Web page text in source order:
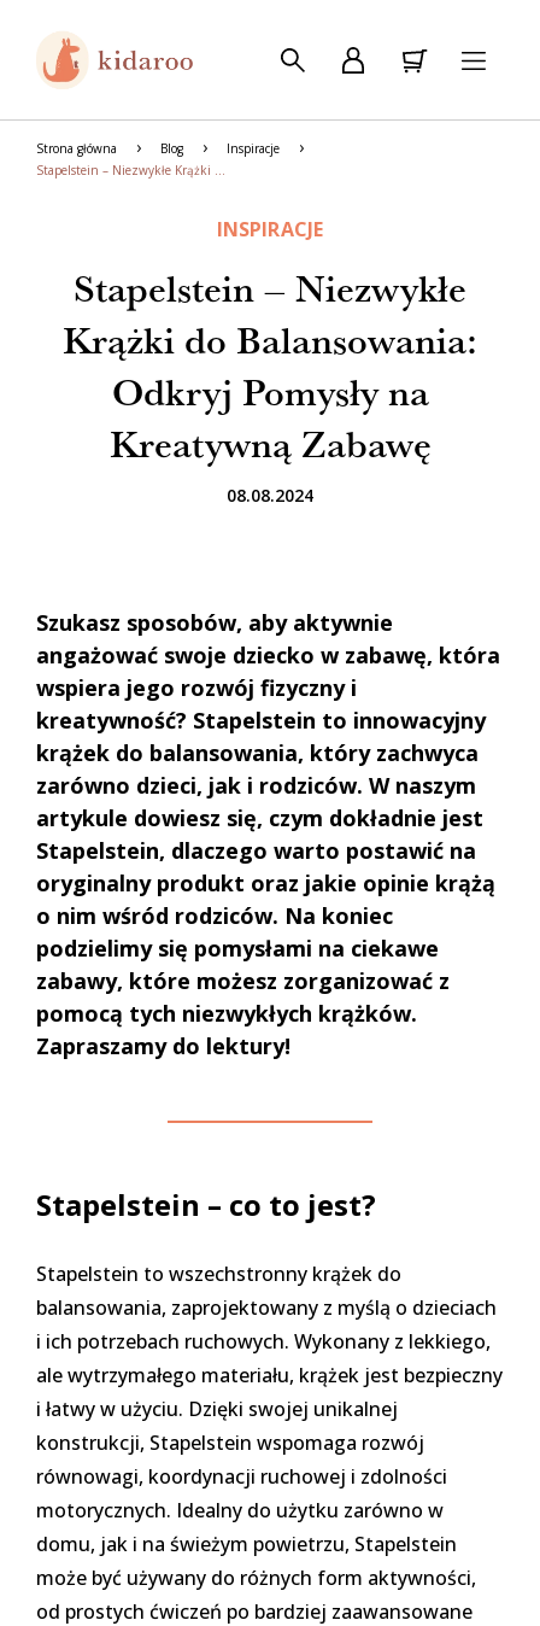
Strona główna Blog
Inspiracje
Stapelstein – Niezwykłe Krążki do Balansowania: Odkryj Pomysły na Kreatywną Zabawę
INSPIRACJE
Stapelstein – Niezwykłe
Krążki do Balansowania:
Odkryj Pomysły na
Kreatywną Zabawę
08.08.2024
Szukasz sposobów, aby aktywnie
angażować swoje dziecko w zabawę, która
wspiera jego rozwój fizyczny i
kreatywność? Stapelstein to innowacyjny
krążek do balansowania, który zachwyca
zarówno dzieci, jak i rodziców. W naszym
artykule dowiesz się, czym dokładnie jest
Stapelstein, dlaczego warto postawić na
oryginalny produkt oraz jakie opinie krążą
o nim wśród rodziców. Na koniec
podzielimy się pomysłami na ciekawe
zabawy, które możesz zorganizować z
pomocą tych niezwykłych krążków.
Zapraszamy do lektury!
Stapelstein – co to jest?
Stapelstein to wszechstronny krążek do
balansowania, zaprojektowany z myślą o dzieciach
i ich potrzebach ruchowych. Wykonany z lekkiego,
ale wytrzymałego materiału, krążek jest bezpieczny
i łatwy w użyciu. Dzięki swojej unikalnej
konstrukcji, Stapelstein wspomaga rozwój
równowagi, koordynacji ruchowej i zdolności
motorycznych. Idealny do użytku zarówno w
domu, jak i na świeżym powietrzu, Stapelstein
może być używany do różnych form aktywności,
od prostych ćwiczeń po bardziej zaawansowane